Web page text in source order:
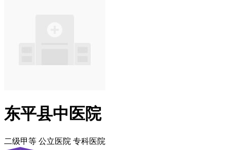
东平县中医院
二级甲等 公立医院 专科医院